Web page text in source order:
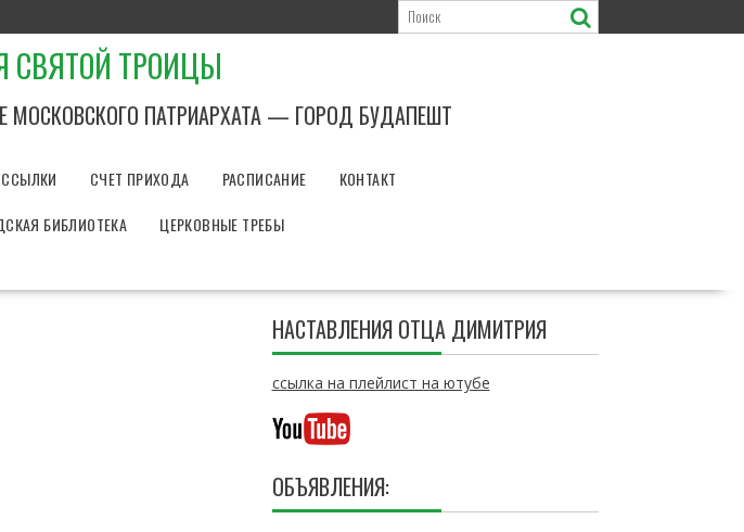
СВЯТОЙ ТРОИЦЫ
МОСКОВСКОГО ПАТРИАРХАТА — ГОРОД БУДАПЕШТ
СЧЕТ ПРИХОДА РАСПИСАНИЕ
КОНТАКТ
БИБЛИОТЕКА
ЦЕРКОВНЫЕ ТРЕБЫ
НАСТАВЛЕНИЯ ОТЦА ДИМИТРИЯ
ссылка на плейлист на ютубе
ОБЪЯВЛЕНИЯ: